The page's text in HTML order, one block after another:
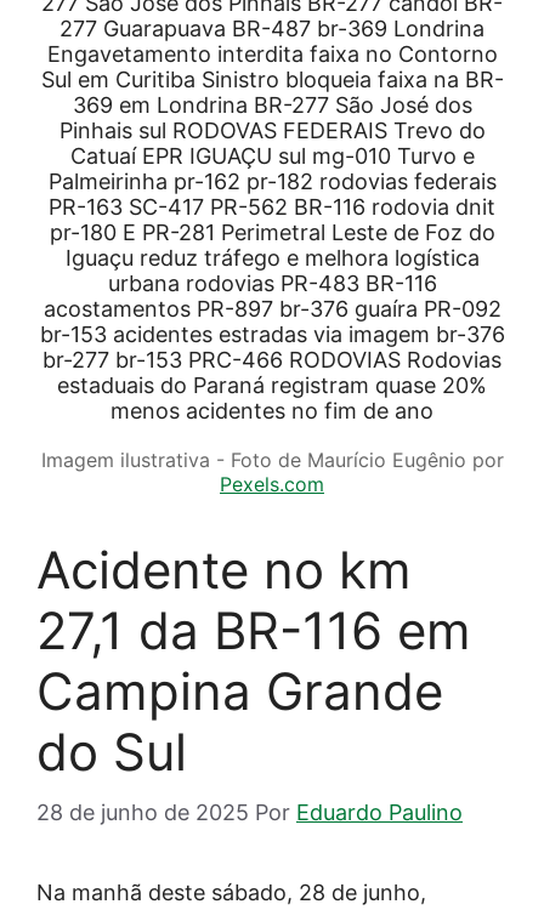
Imagem ilustrativa - Foto de Maurício Eugênio por
Pexels.com
Acidente no km
27,1 da BR-116 em
Campina Grande
do Sul
28 de junho de 2025 Por Eduardo Paulino
Na manhã deste sábado, 28 de junho,